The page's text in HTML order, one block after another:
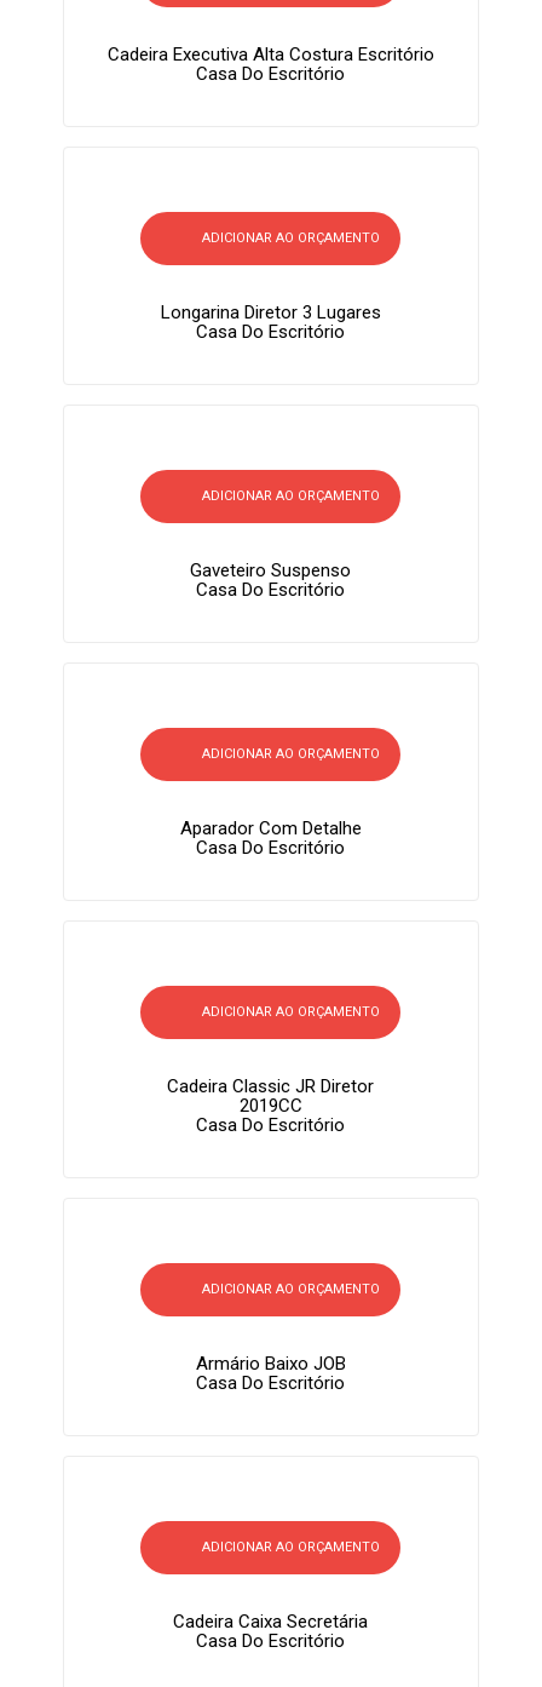
Cadeira Executiva Alta Costura Escritório
Casa Do Escritório
ADICIONAR AO ORÇAMENTO
Longarina Diretor 3 Lugares
Casa Do Escritório
ADICIONAR AO ORÇAMENTO
Gaveteiro Suspenso
Casa Do Escritório
ADICIONAR AO ORÇAMENTO
Aparador Com Detalhe
Casa Do Escritório
ADICIONAR AO ORÇAMENTO
Cadeira Classic JR Diretor
2019CC
Casa Do Escritório
ADICIONAR AO ORÇAMENTO
Armário Baixo JOB
Casa Do Escritório
ADICIONAR AO ORÇAMENTO
Cadeira Caixa Secretária
Casa Do Escritório